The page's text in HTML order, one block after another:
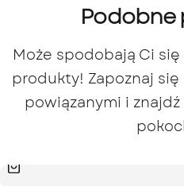
Może spodobają Ci
produkty! Zapoznaj
powiązanymi i